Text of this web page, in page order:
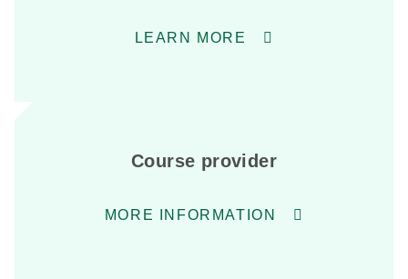
LEARN MORE
Course provider
MORE INFORMATION